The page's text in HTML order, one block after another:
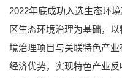
2022年底成功入选生态环
区生态环境治理为基础，
境治理项目与关联特色产
经济优势，实现特色产业